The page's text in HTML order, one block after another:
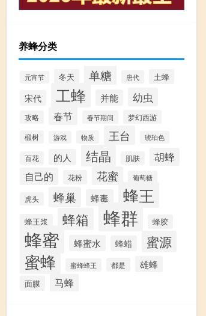
养蜂分类
元宵节 冬天 单糖 唐代 土蜂
宋代 工蜂 并能 幼虫
攻略 春节 春节期间 梦幻西游
椴树 游戏 物质 王台 琥珀色
百花 的人 结晶 肌肤 胡蜂
自己的 花粉 花蜜 葡萄糖
虎头 蜂巢 蜂毒 蜂王
蜂王浆 蜂箱 蜂群 蜂胶
蜂蜜 蜂蜜水 蜂蜡 蜜源
蜜蜂 蜜蜂蜂王 都是 雄蜂
面膜 马蜂